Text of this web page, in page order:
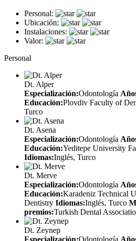
Personal:
Ubicación:
Instalaciones:
Valor:
Personal
Dt. Alper
Especialización:Odontología
Educación:Plovdiv Faculty of
Turco
Dt. Asena
Especialización:Odontología
Educación:Yeditepe University
Idiomas:Inglés, Turco
Dt. Merve
Especialización:Odontología
Educación:Karadeniz Technical
Dentistry Idiomas:Inglés, Turco
premios:Turkish Dental
Dt. Zeynep
Especialización:Odontología